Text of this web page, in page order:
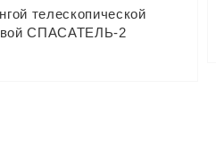
телескопической
СПАСАТЕЛЬ-2